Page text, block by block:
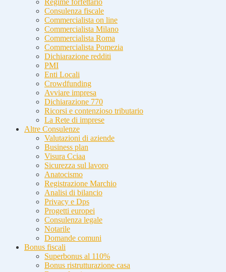
Regime forfettario
Consulenza fiscale
Commercialista on line
Commercialista Milano
Commercialista Roma
Commercialista Pomezia
Dichiarazione redditi
PMI
Enti Locali
Crowdfunding
Avviare impresa
Dichiarazione 770
Ricorsi e contenzioso tributario
La Rete di imprese
Altre Consulenze
Valutazioni di aziende
Business plan
Visura Cciaa
Sicurezza sul lavoro
Anatocismo
Registrazione Marchio
Analisi di bilancio
Privacy e Dps
Progetti europei
Consulenza legale
Notarile
Domande comuni
Bonus fiscali
Superbonus al 110%
Bonus ristrutturazione casa